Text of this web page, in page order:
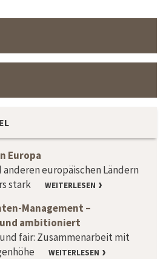
Europa
europäischen Ländern
stark
WEITERLESEN
Management –
ambitioniert
fair: Zusammenarbeit mit
WEITERLESEN